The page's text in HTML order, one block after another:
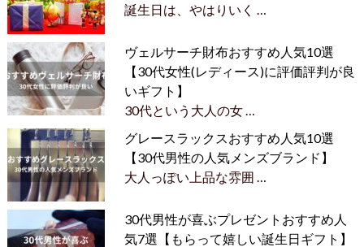
誕生日は、やはりいく …
ヴェルサーチ財布おすすめ人気10選
【30代女性(レディース)に評価評判が良
いギフト】
30代という大人の女 …
グレースラックスおすすめ人気10選
【30代男性の人気メンズブランド】
大人っぽい上品な雰囲 …
30代男性が喜ぶプレゼントおすすめ人
気7選【もらって嬉しい誕生日ギフト】